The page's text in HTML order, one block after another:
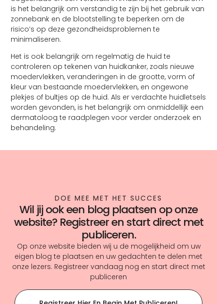
is het belangrijk om verstandig te zijn bij het gebruik van
zonnebank en de blootstelling te beperken om de
risico’s op deze gezondheidsproblemen te
minimaliseren.
Het is ook belangrijk om regelmatig de huid te
controleren op tekenen van huidkanker, zoals nieuwe
moedervlekken, veranderingen in de grootte, vorm of
kleur van bestaande moedervlekken, en ongewone
plekjes of bultjes op de huid. Als er verdachte huidletsels
worden gevonden, is het belangrijk om onmiddellijk een
dermatoloog te raadplegen voor verder onderzoek en
behandeling.
DOE MEE MET HET SUCCES
Wil jij ook een blog plaatsen op onze
website? Registreer en start direct met
publiceren.
Op onze website bieden wij u de mogelijkheid om uw
eigen blog te plaatsen en uw gedachten te delen met
onze lezers. Registreer vandaag nog en start direct met
publiceren